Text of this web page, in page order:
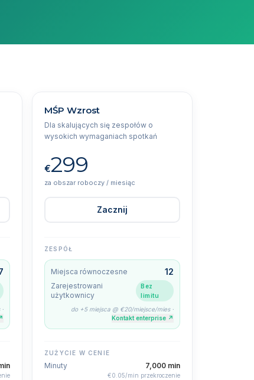
·
MŚP Wzrost
Dla skalujących się zespołów o
wysokich wymaganiach spotkań
€299
za obszar roboczy / miesiąc
Zacznij
ZESPÓŁ
Miejsca równoczesne 12
Zarejestrowani
użytkownicy
Bez
limitu
do +5 miejsca @ €20/miejsce/mies ·
Kontakt enterprise ↗
ZUŻYCIE W CENIE
Minuty 7,000 min
€0.05/min przekroczenie